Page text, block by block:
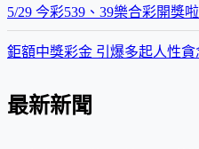
5/29 今彩539、39樂合彩開獎啦
鉅額中獎彩金 引爆多起人性
最新新聞